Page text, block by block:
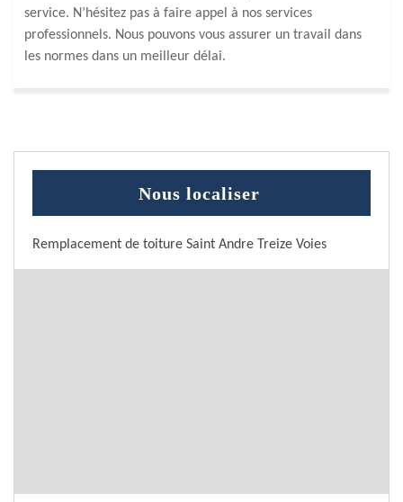
service. N’hésitez pas à faire appel à nos services
professionnels. Nous pouvons vous assurer un travail dans
les normes dans un meilleur délai.
Nous localiser
Remplacement de toiture Saint Andre Treize Voies